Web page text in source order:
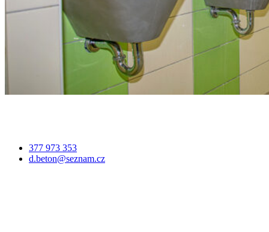
377 973 353
d.beton@seznam.cz